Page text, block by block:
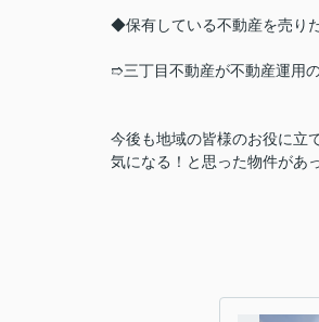
◆保有している不動産を売り
➱三丁目不動産が不動産運用
今後も地域の皆様のお役に立
気になる！と思った物件があ